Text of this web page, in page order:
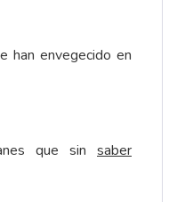
han envegecido en
que sin saber